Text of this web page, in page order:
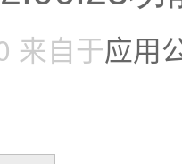
来自于应用